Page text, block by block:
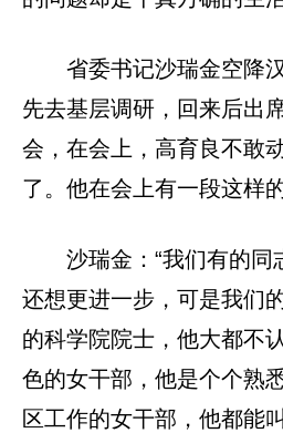
省委书记沙瑞金空降
先去基层调研，回来后出
会，在会上，高育良不敢
了。他在会上有一段这样
沙瑞金：“我们有的同
还想更进一步，可是我们
的科学院院士，他大都不
色的女干部，他是个个熟
区工作的女干部，他都能